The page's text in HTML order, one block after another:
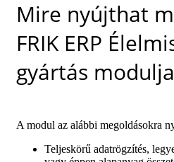
Mire nyújthat
FRIK ERP
gyártás
A modul az alábbi megoldásokra
Teljeskörű adatrögzítés,